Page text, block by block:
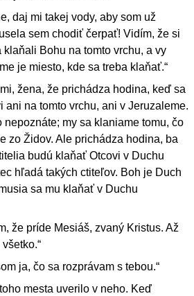
daj mi takej vody, aby som už
sem chodiť čerpať! Vidím, že si
klaňali Bohu na tomto vrchu, a vy
je miesto, kde sa treba klaňať.“
žena, že prichádza hodina, keď sa
ani na tomto vrchu, ani v Jeruzaleme.
nepoznáte; my sa klaniame tomu, čo
zo Židov. Ale prichádza hodina, ba
budú klaňať Otcovi v Duchu
hľadá takých ctiteľov. Boh je Duch
sa mu klaňať v Duchu
že príde Mesiáš, zvaný Kristus. Až
ja, čo sa rozprávam s tebou.“
mesta uverilo v neho. Keď